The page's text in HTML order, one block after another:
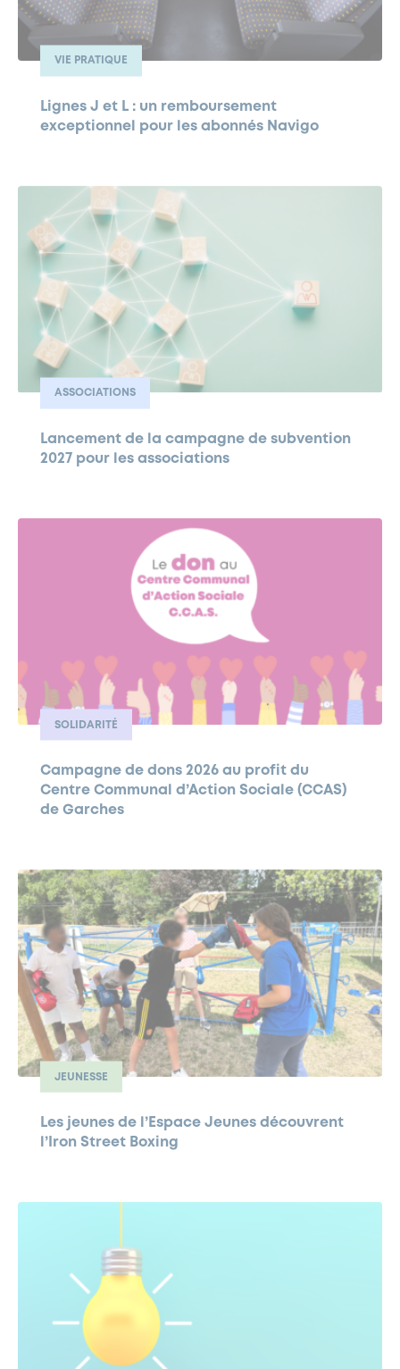
VIE PRATIQUE
Lignes J et L : un remboursement
exceptionnel pour les abonnés Navigo
ASSOCIATIONS
Lancement de la campagne de subvention
2027 pour les associations
SOLIDARITÉ
Campagne de dons 2026 au profit du
Centre Communal d’Action Sociale (CCAS)
de Garches
JEUNESSE
Les jeunes de l’Espace Jeunes découvrent
l’Iron Street Boxing